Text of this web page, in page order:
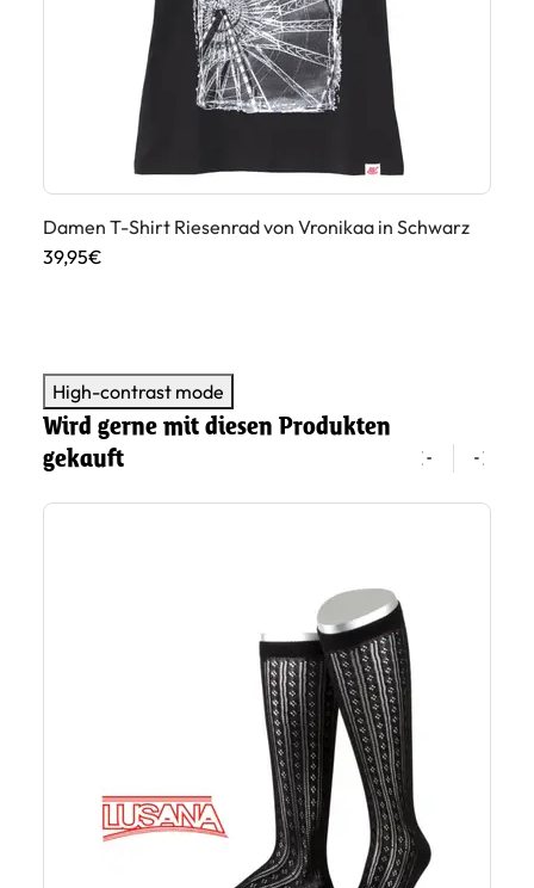
Damen T-Shirt Riesenrad von Vronikaa in Schwarz
39,95€
High-contrast mode
Wird gerne mit diesen Produkten
gekauft